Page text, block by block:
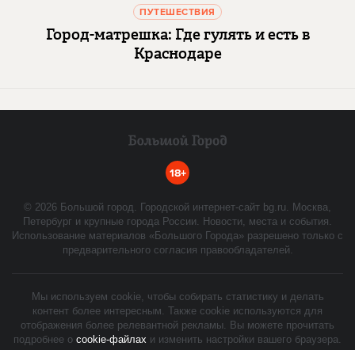
ПУТЕШЕСТВИЯ
Город-матрешка: Где гулять и есть в
Краснодаре
18+
© 2026 Большой город. Городской интернет-сайт bg.ru. Москва,
Петербург и крупные города России. Новости, места и события.
Использование материалов «Большого Города» разрешено только с
предварительного согласия правообладателей.
Мы используем cookie, чтобы собирать статистику и делать
контент более интересным. Также cookie используются для
отображения более релевантной рекламы. Вы можете прочитать
подробнее о cookie-файлах и изменить настройки вашего браузера.